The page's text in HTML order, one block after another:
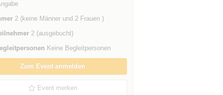
2 (keine Männer und 2 Frauen )
2 (ausgebucht)
Keine Begleitpersonen
Zum Event anmelden
Event merken